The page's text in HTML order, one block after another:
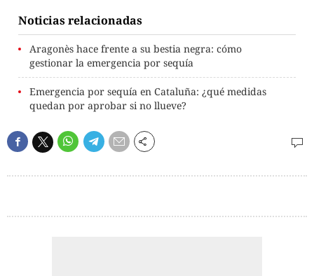
Noticias relacionadas
Aragonès hace frente a su bestia negra: cómo
gestionar la emergencia por sequía
Emergencia por sequía en Cataluña: ¿qué medidas
quedan por aprobar si no llueve?